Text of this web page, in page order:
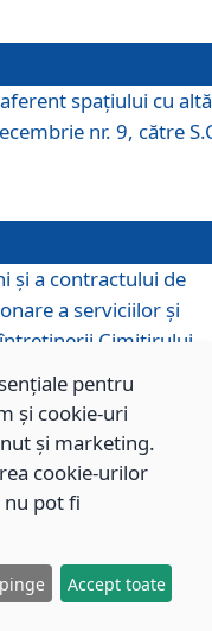
spaţiului cu altă
nr. 9, către
şi a contractului de
a serviciilor şi
Cimitirului
Anghel nr. 19.
nr. 446/2013,
pentru
pentru
și cookie-uri
și marketing.
cookie-urilor
nu pot fi
Accept toate